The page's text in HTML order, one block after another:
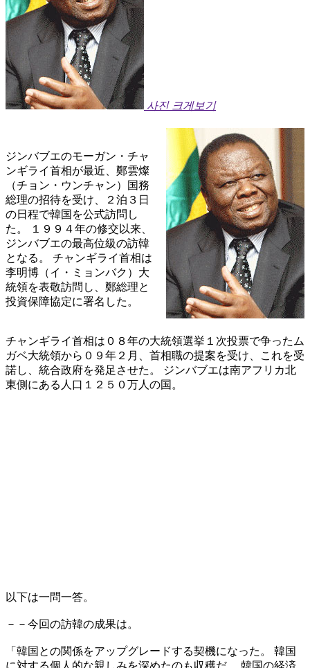
사진 크게보기
ジンバブエのモーガン・チャ
ンギライ首相が最近、鄭雲燦
（チョン・ウンチャン）国務
総理の招待を受け、２泊３日
の日程で韓国を公式訪問し
た。 １９９４年の修交以来、
ジンバブエの最高位級の訪韓
となる。 チャンギライ首相は
李明博（イ・ミョンバク）大
統領を表敬訪問し、鄭総理と
投資保障協定に署名した。
チャンギライ首相は０８年の大統領選挙１次投票で争ったム
ガベ大統領から０９年２月、首相職の提案を受け、これを受
諾し、統合政府を発足させた。 ジンバブエは南アフリカ北
東側にある人口１２５０万人の国。
以下は一問一答。
－－今回の訪韓の成果は。
「韓国との関係をアップグレードする契機になった。 韓国
に対する個人的な親しみを深めたのも収穫だ。 韓国の経済